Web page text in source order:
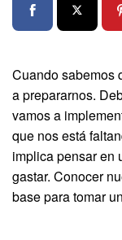
Cuando sabemos
a prepararnos.
vamos a
que nos está
implica pensar en
gastar. Conocer
base para tomar